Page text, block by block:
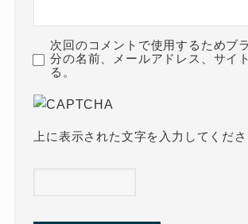
次回のコメントで使用するためブ
分の名前、メールアドレス、サイ
る。
上に表示された文字を入力してくださ